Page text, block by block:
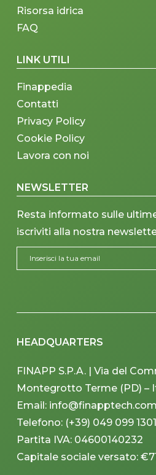
Risorsa idrica
FAQ
LINK UTILI
Finappedia
Contatti
Privacy Policy
Cookie Policy
Lavora con noi
NEWSLETTER
Resta informato sulle
iscriviti alla nostra
HEADQUARTERS
FINAPP S.P.A. | Via del
Montegrotto Terme (PD) –
Email: info@finapptech.com
Telefono: (+39) 049 099 1301
Partita IVA: 04600140232
Capitale sociale versato: